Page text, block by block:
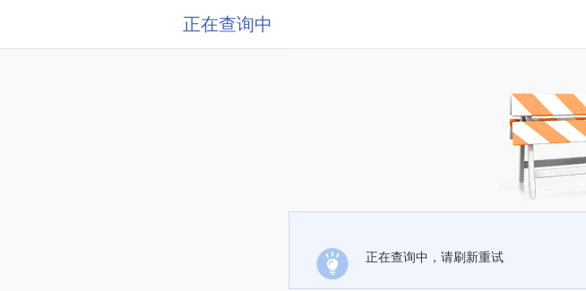
正在查询中
正在查询中，请刷新重试